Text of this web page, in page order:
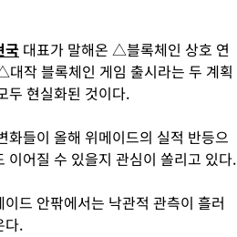
국 대표가 말해온 △블록체인 상호 연
대작 블록체인 게임 출시라는 두 계획
두 현실화된 것이다.
화들이 올해 위메이드의 실적 반등으
이어질 수 있을지 관심이 쏠리고 있다.
이드 안팎에서는 낙관적 관측이 흘러
다.